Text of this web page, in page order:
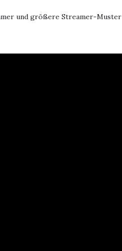
und größere Streamer-Muster